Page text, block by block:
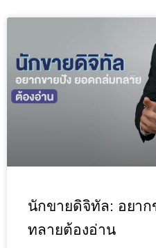
นักขายดิจิทัล: อยา
ทลายต้องอ่าน